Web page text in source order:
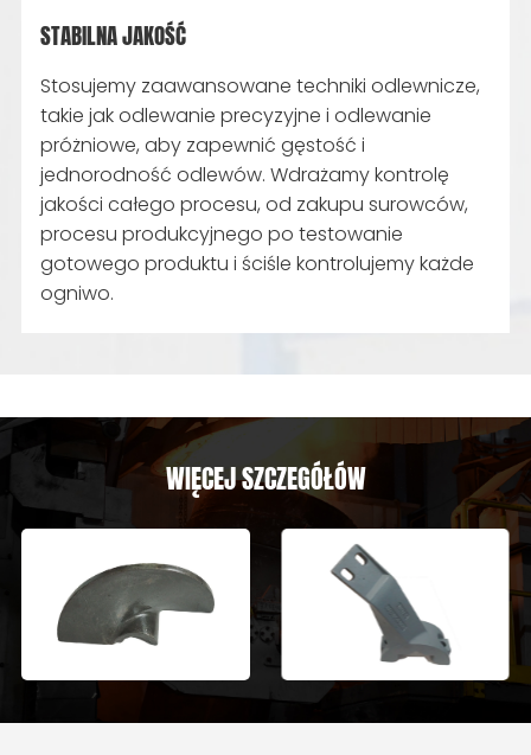
STABILNA JAKOŚĆ
Stosujemy zaawansowane techniki odlewnicze,
takie jak odlewanie precyzyjne i odlewanie
próżniowe, aby zapewnić gęstość i
jednorodność odlewów. Wdrażamy kontrolę
jakości całego procesu, od zakupu surowców,
procesu produkcyjnego po testowanie
gotowego produktu i ściśle kontrolujemy każde
ogniwo.
WIĘCEJ SZCZEGÓŁÓW